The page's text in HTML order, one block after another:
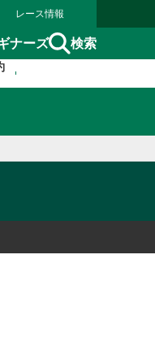
レース情報
ナーズ 検索